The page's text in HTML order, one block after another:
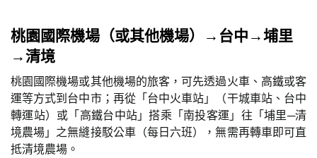
桃園國際機場（或其他機場）→台中→埔里
→清境
桃園國際機場或其他機場的旅客，可先透過火車、高鐵或客
運等方式到台中市；再從「台中火車站」（干城車站、台中
轉運站）或「高鐵台中站」搭乘「南投客運」往「埔里─清
境農場」之無縫接駁公車（每日六班），無需再轉車即可直
抵清境農場。